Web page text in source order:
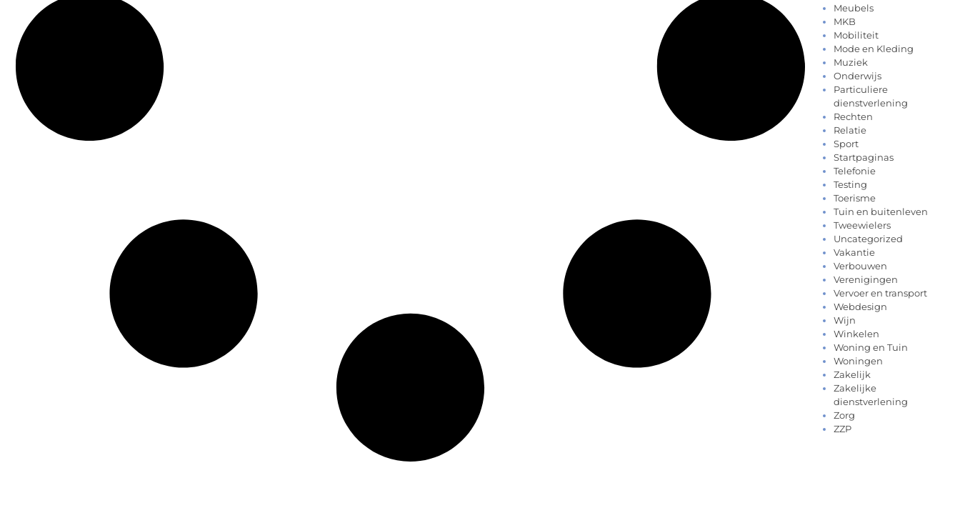
Meubels
MKB
Mobiliteit
Mode en Kleding
Muziek
Onderwijs
Particuliere
dienstverlening
Rechten
Relatie
Sport
Startpaginas
Telefonie
Testing
Toerisme
Tuin en buitenleven
Tweewielers
Uncategorized
Vakantie
Verbouwen
Verenigingen
Vervoer en transport
Webdesign
Wijn
Winkelen
Woning en Tuin
Woningen
Zakelijk
Zakelijke
dienstverlening
Zorg
ZZP